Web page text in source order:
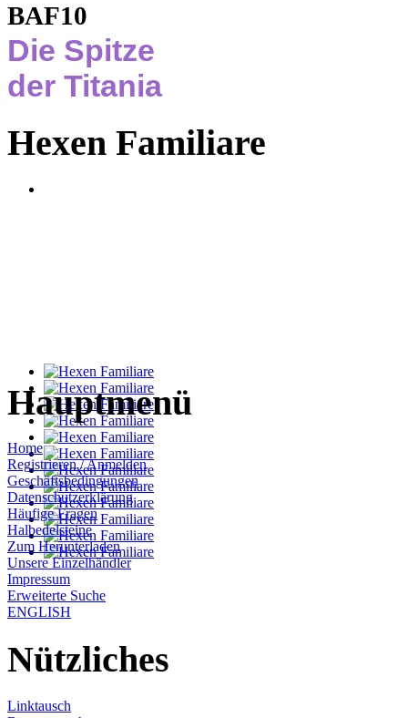
BAF10
Die Spitze
der Titania
Hexen Familiare
Hauptmenü
Home
Registrieren / Anmelden
Geschäftsbedingungen
Datenschutzerklärung
Häufige Fragen
Halbedelsteine
Zum Herunterladen
Unsere Einzelhändler
Impressum
Erweiterte Suche
ENGLISH
Nützliches
Linktausch